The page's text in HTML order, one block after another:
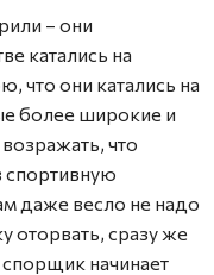
– они
катались на
что они катались на
более широкие и
что
спортивную
даже весло не надо
оторвать, сразу же
начинает